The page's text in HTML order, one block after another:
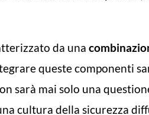
da una
queste componenti
sarà mai solo una
cultura della sicurezza